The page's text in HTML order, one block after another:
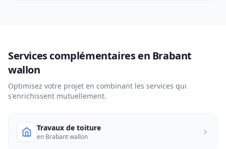
Services complémentaires en Brabant
wallon
Optimisez votre projet en combinant les services qui
s'enrichissent mutuellement.
Travaux de toiture
en Brabant wallon